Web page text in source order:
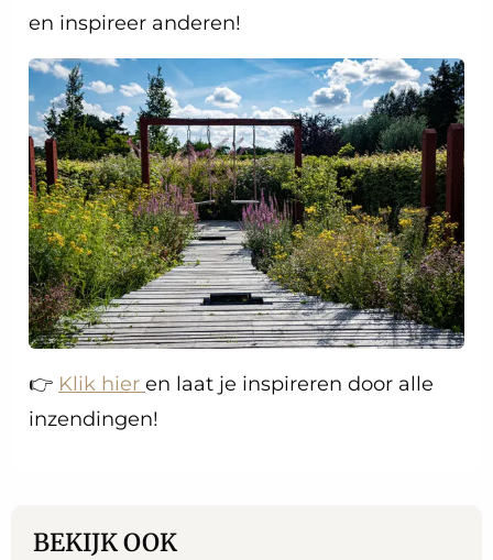
en inspireer anderen!
👉 Klik hier en laat je inspireren door alle
inzendingen!
BEKIJK OOK